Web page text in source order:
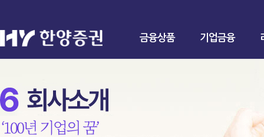
금융상품 기업금융